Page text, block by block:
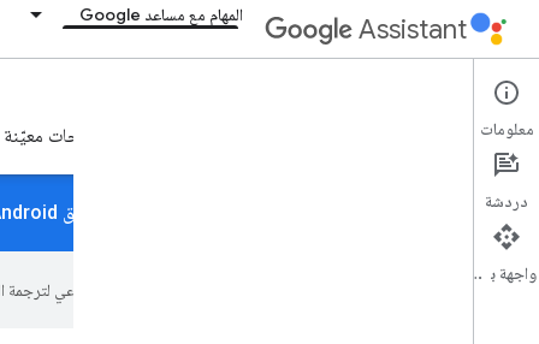
Assistant المهام مع مساعد Google
App Actions
إطلاق التطبيقات المتوافقة مع Android والروابط المؤدية لصفحات معيّنة في "مساعد Google"
هل تريد أن يعمل تطبيق Android بسلاسة مع "مساعد Google"؟ يمكنك
معلومات
دردشة
واجهة برمجة التطبيقات